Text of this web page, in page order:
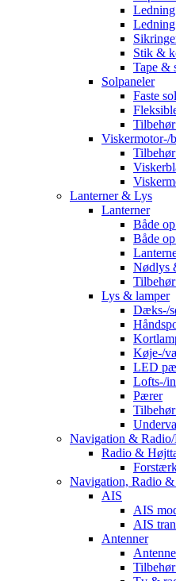
Stik &
Tape &
Solpaneler
Faste
Viskermotor-/
Lanterner & Lys
Lanterner
Både
Både
Nødlys
Lys & lamper
Dæks-/
Køje-/
LED
Lofts-/
Pærer
Navigation &
Radio &
Navigation, Radio
AIS
AIS
AIS
Antenner